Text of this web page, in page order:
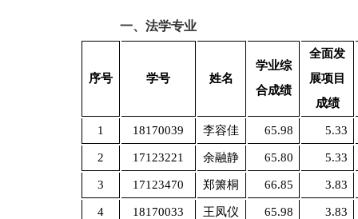
一、 法学专业
序号 学号 姓名
学业综
合成绩
全面发
展项目
成绩
1 18170039 李容佳 65.98 5.33
2 17123221 余融静 65.80 5.33
3 17123470 郑箫桐 66.85 3.83
4 18170033 王凤仪 65.98 3.83